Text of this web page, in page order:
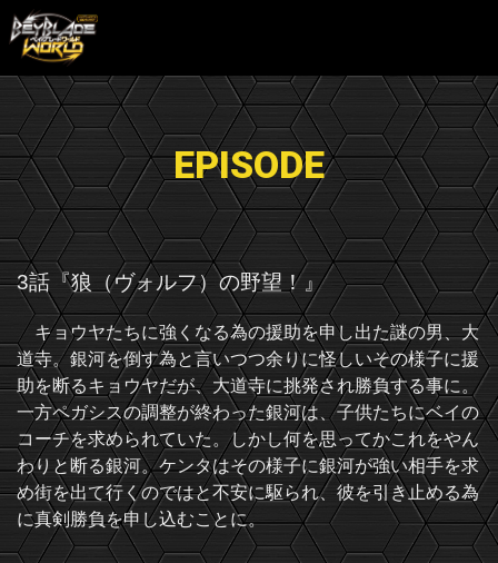
EPISODE
3話『狼（ヴォルフ）の野望！』
キョウヤたちに強くなる為の援助を申し出た謎の男、大
道寺。銀河を倒す為と言いつつ余りに怪しいその様子に援
助を断るキョウヤだが、大道寺に挑発され勝負する事に。
一方ペガシスの調整が終わった銀河は、子供たちにベイの
コーチを求められていた。しかし何を思ってかこれをやん
わりと断る銀河。ケンタはその様子に銀河が強い相手を求
め街を出て行くのではと不安に駆られ、彼を引き止める為
に真剣勝負を申し込むことに。